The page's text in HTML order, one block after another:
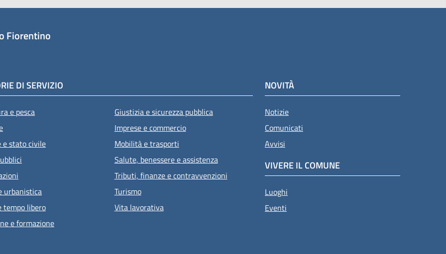
Fiorentino
DI SERVIZIO
e pesca
e stato civile
urbanistica
tempo libero
e formazione
Giustizia e sicurezza pubblica
Imprese e commercio
Mobilità e trasporti
Salute, benessere e assistenza
Tributi, finanze e contravvenzioni
Turismo
Vita lavorativa
NOVITÀ
Notizie
Comunicati
Avvisi
VIVERE IL COMUNE
Luoghi
Eventi